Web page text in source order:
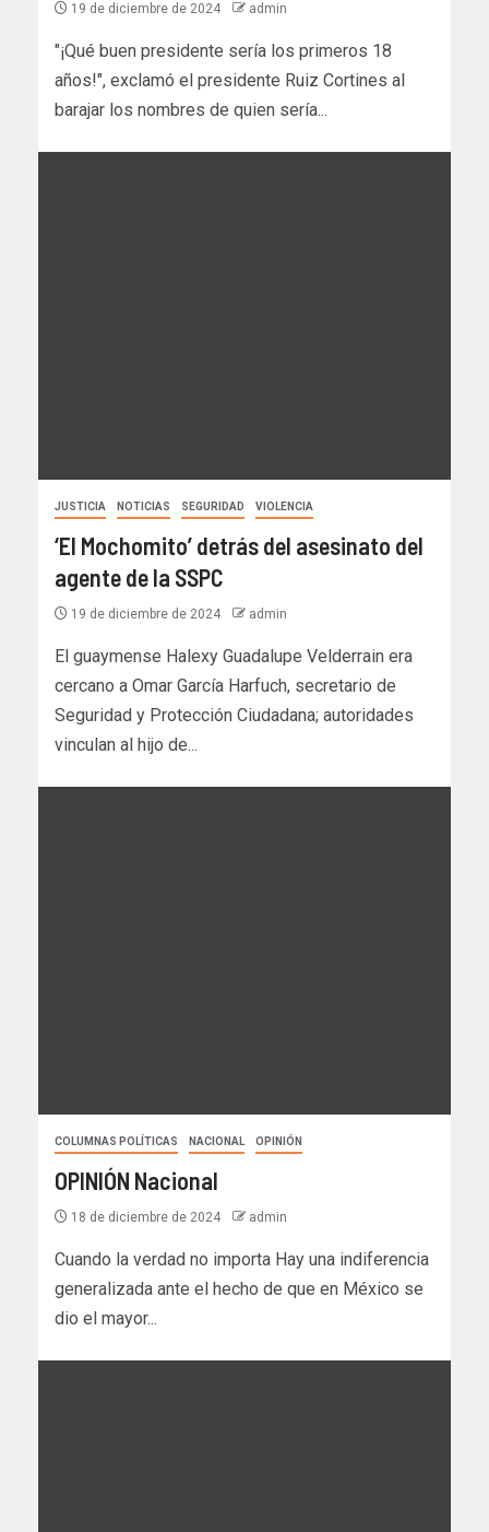
19 de diciembre de 2024 admin
"¡Qué buen presidente sería los primeros 18
años!", exclamó el presidente Ruiz Cortines al
barajar los nombres de quien sería...
JUSTICIA NOTICIAS SEGURIDAD VIOLENCIA
‘El Mochomito’ detrás del asesinato del
agente de la SSPC
19 de diciembre de 2024 admin
El guaymense Halexy Guadalupe Velderrain era
cercano a Omar García Harfuch, secretario de
Seguridad y Protección Ciudadana; autoridades
vinculan al hijo de...
COLUMNAS POLÍTICAS NACIONAL OPINIÓN
OPINIÓN Nacional
18 de diciembre de 2024 admin
Cuando la verdad no importa Hay una indiferencia
generalizada ante el hecho de que en México se
dio el mayor...